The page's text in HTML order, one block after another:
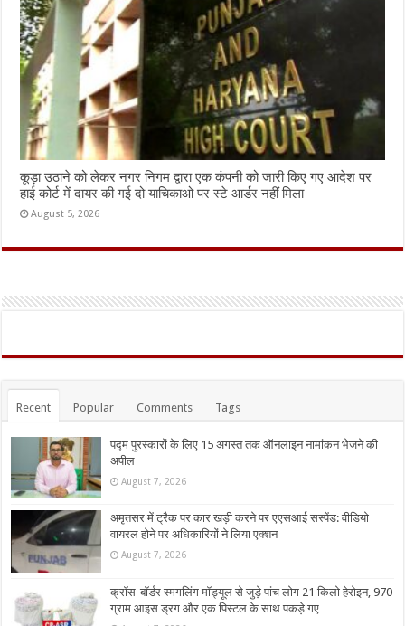
कूड़ा उठाने को लेकर नगर निगम द्वारा एक कंपनी को जारी किए गए आदेश पर
हाई कोर्ट में दायर की गई दो याचिकाओ पर स्टे आर्डर नहीं मिला
August 5, 2026
Recent Popular Comments Tags
पद्म पुरस्कारों के लिए 15 अगस्त तक ऑनलाइन नामांकन भेजने की
अपील
August 7, 2026
अमृतसर में ट्रैक पर कार खड़ी करने पर एएसआई सस्पेंड: वीडियो
वायरल होने पर अधिकारियों ने लिया एक्शन
August 7, 2026
क्रॉस-बॉर्डर स्मगलिंग मॉड्यूल से जुड़े पांच लोग 21 किलो हेरोइन, 970
ग्राम आइस ड्रग और एक पिस्टल के साथ पकड़े गए